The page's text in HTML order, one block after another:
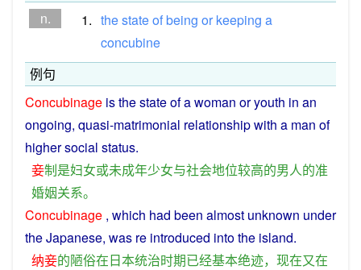
n.
1. thestateofbeing or keeping a
concubine
例句
Concubinage isthestateofawoman oryouth in an
ongoing, quasi-matrimonial relationshipwith a man of
highersocial status.
妾制是妇女或未成年少女与社会地位较高的男人的准
婚姻关系。
Concubinage , which had been almost unknown under
theJapanese, was re introduced intothe island.
纳妾的陋俗在日本统治时期已经基本绝迹， 现在又在